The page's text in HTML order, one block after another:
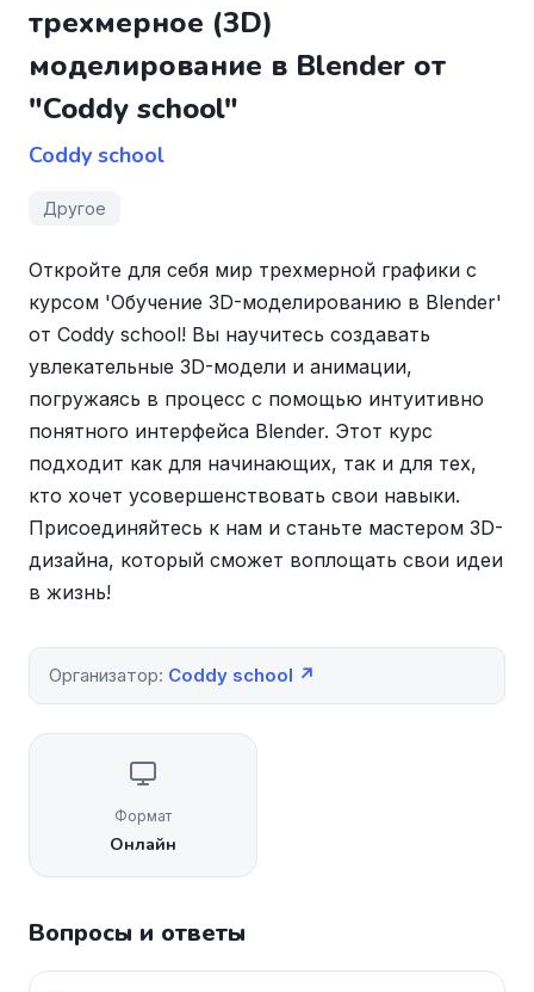
трехмерное (3D)
моделирование в Blender от
"Coddy school"
Coddy school
Другое
Откройте для себя мир трехмерной графики с
курсом 'Обучение 3D-моделированию в Blender'
от Coddy school! Вы научитесь создавать
увлекательные 3D-модели и анимации,
погружаясь в процесс с помощью интуитивно
понятного интерфейса Blender. Этот курс
подходит как для начинающих, так и для тех,
кто хочет усовершенствовать свои навыки.
Присоединяйтесь к нам и станьте мастером 3D-
дизайна, который сможет воплощать свои идеи
в жизнь!
Организатор: Coddy school ↗
Формат
Онлайн
Вопросы и ответы